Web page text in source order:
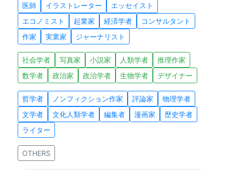
医師 イラストレーター
エッセイスト
エコノミスト
起業家 経済学者
コンサルタント
作家
実業家 ジャーナリスト
社会学者 写真家 小説家 人類学者
推理作家
数学者
政治家 政治学者 生物学者 デザイナー
哲学者 ノンフィクション作家 評論家
物理学者
文学者
文化人類学者 編集者 漫画家
歴史学者
ライター
OTHERS